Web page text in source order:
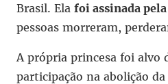
Brasil. Ela foi assinada
pessoas morreram,
A própria princesa foi alvo
participação na abolição